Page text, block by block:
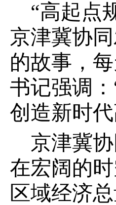
“高起点
京津冀协
的故事，
书记强调
创造新时
京津冀
在宏阔的
区域经济